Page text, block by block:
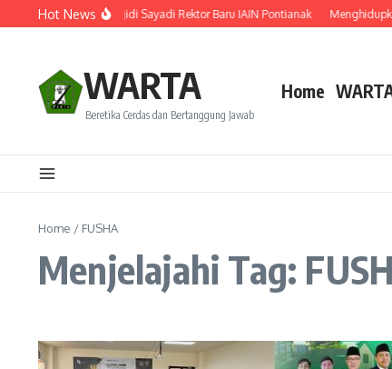
Lewati ke konten
Hot News
Rekam Jejak Prof. Wajidi Sayadi Rektor Baru IAIN Pontianak
WARTA
Beretika Cerdas dan Bertanggung Jawab
Home
Home / FUSHA
Menjelajahi Tag: